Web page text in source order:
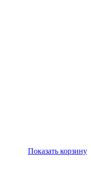
Показать корзину